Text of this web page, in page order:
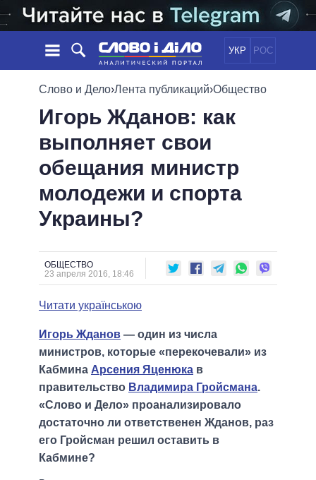
УКР РОС
НОВОСТИ
ЛЕНТА
СОБЫТИЯ
СТАТЬИ
МНЕНИЯ
ОБЗОРЫ
ДАЙДЖЕСТЫ
ПОЛИТИКА
ЭКОНОМИКА
ОБЩЕСТВО
ОБЕЩАНИЯ
ПОЛИТИКИ
ВСЕ ПОЛИТИКИ
ПРЕЗИДЕНТ И ОФИС
ВЕРХОВНАЯ РАДА
ГЛАВЫ ОБЛАДМИНИСТРАЦИЙ
МЭРЫ
ВСЕ ПЕРСОНЫ
ВИДЕО
СРАВНЕНИЕ ПОЛИТИКОВ
Слово и Дело›Лента публикаций›Общество
Игорь Жданов: как
выполняет свои
обещания министр
молодежи и спорта
Украины?
ОБЩЕСТВО
23 апреля 2016, 18:46
Читати українською
Игорь Жданов — один из числа
министров, которые «перекочевали» из
Кабмина Арсения Яценюка в
правительство Владимира Гройсмана.
«Слово и Дело» проанализировало
достаточно ли ответственен Жданов, раз
его Гройсман решил оставить в
Кабмине?